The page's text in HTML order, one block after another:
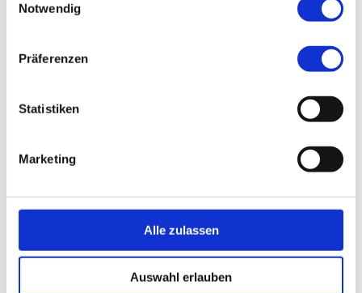
Notwendig
Präferenzen
Statistiken
Marketing
Alle zulassen
Auswahl erlauben
1
FLEXIBLE ARBEITSZEITMODELLE